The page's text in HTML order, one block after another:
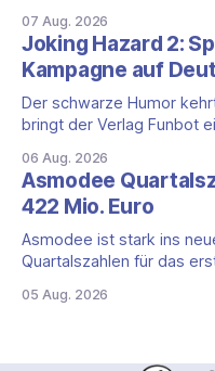
Tekhenu und Tzolk'in
ungewöhnlicher
eigene Zivilisation,
außerirdische Gottheit,
07 Aug. 2026
Joking Hazard 2:
Kampagne auf
Der schwarze Humor
bringt der Verlag Funbot
Happiness (Explosm) auf
ein, was die Kampagne
Comics sind zurück!"
06 Aug. 2026
Asmodee
422 Mio. Euro
Asmodee ist stark ins
Quartalszahlen für das
Prozent auf 422,1
05 Aug. 2026